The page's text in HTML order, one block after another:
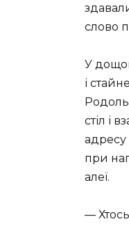
слово
У
і
стіл і
адресу
при
алеї.
—